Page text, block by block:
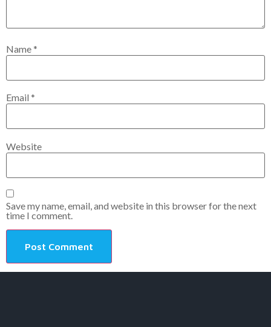
Name*
Email *
Website
Save my name, email, and website in this browser for the next
time I comment.